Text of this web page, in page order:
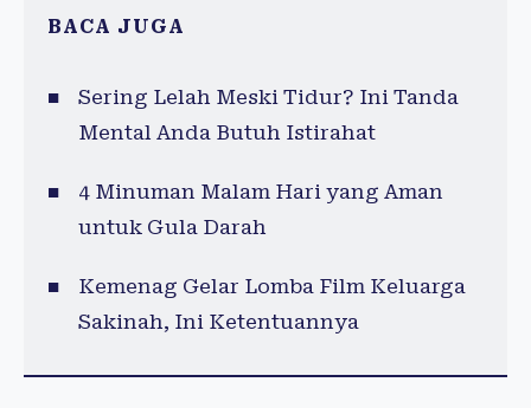
BACA JUGA
Sering Lelah Meski Tidur? Ini Tanda
Mental Anda Butuh Istirahat
4 Minuman Malam Hari yang Aman
untuk Gula Darah
Kemenag Gelar Lomba Film Keluarga
Sakinah, Ini Ketentuannya